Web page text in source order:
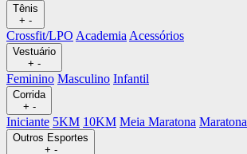
Tênis
+ -
Crossfit/LPO Academia Acessórios
Vestuário
+ -
Feminino Masculino Infantil
Corrida
+ -
Iniciante 5KM 10KM Meia Maratona Maratona
Outros Esportes
+ -